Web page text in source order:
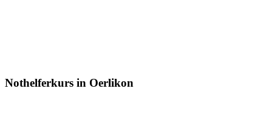
Nothelferkurs in Oerlikon